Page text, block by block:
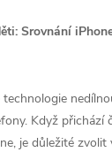
Srovnání
Když přichází
je důležité